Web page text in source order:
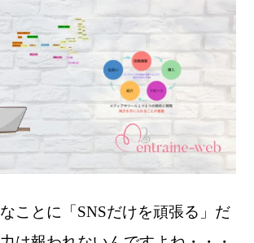
ことに「 SNSだけを頑張る」だ